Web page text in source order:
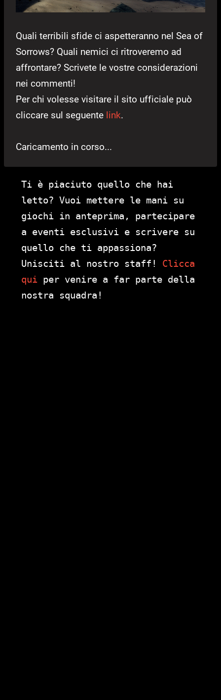
Quali terribili sfide ci aspetteranno nel Sea of
Sorrows? Quali nemici ci ritroveremo ad
affrontare? Scrivete le vostre considerazioni
nei commenti!
Per chi volesse visitare il sito ufficiale può
cliccare sul seguente link.
Caricamento in corso...
Ti è piaciuto quello che hai
letto? Vuoi mettere le mani su
giochi in anteprima, partecipare
a eventi esclusivi e scrivere su
quello che ti appassiona?
Unisciti al nostro staff! Clicca
qui per venire a far parte della
nostra squadra!